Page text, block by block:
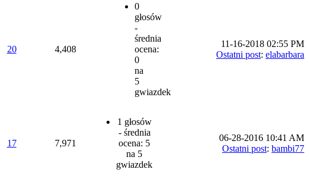
20 4,408
0
głosów
-
średnia
ocena:
0
na
5
gwiazdek
11-16-2018 02:55 PM
Ostatni post: elabarbara
17 7,971
1 głosów
- średnia
ocena: 5
na 5
gwiazdek
06-28-2016 10:41 AM
Ostatni post: bambi77